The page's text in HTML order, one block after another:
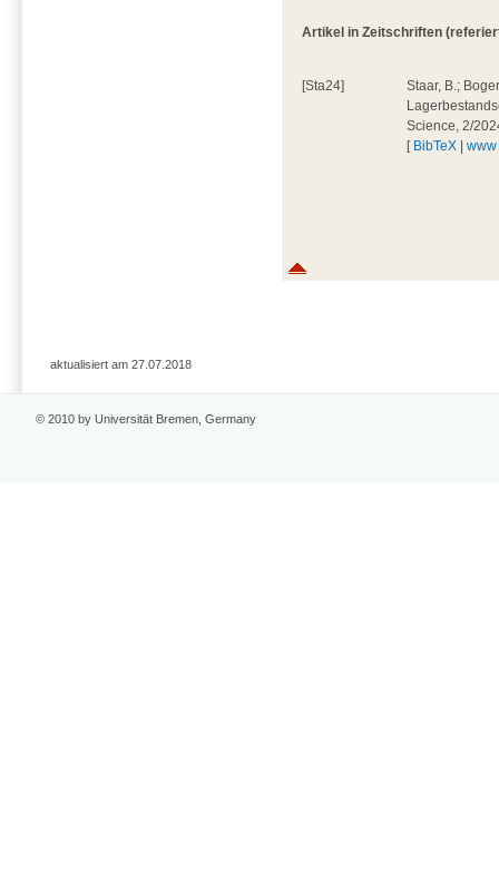
Artikel in Zeitschriften
[Sta24]
Staar, B.;
Science, 2/
[ BibTeX |www
aktualisiert am 27.07.2018
© 2010 by Universität Bremen, Germany